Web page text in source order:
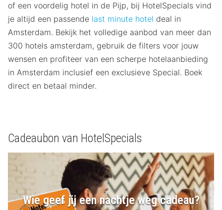
of een voordelig hotel in de Pijp, bij HotelSpecials vind
je altijd een passende last minute hotel deal in
Amsterdam. Bekijk het volledige aanbod van meer dan
300 hotels amsterdam, gebruik de filters voor jouw
wensen en profiteer van een scherpe hotelaanbieding
in Amsterdam inclusief een exclusieve Special. Boek
direct en betaal minder.
Cadeaubon van HotelSpecials
Wie geef jij een nachtje weg cadeau?